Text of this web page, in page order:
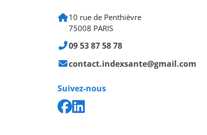
10 rue de Penthièvre
75008 PARIS
09 53 87 58 78
contact.indexsante@gmail.com
Suivez-nous